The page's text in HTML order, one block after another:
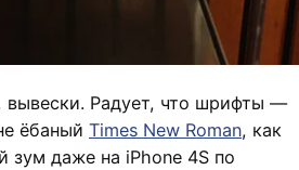
Радует, что шрифты —
ёбаный Times New Roman, как
зум даже на iPhone 4S по